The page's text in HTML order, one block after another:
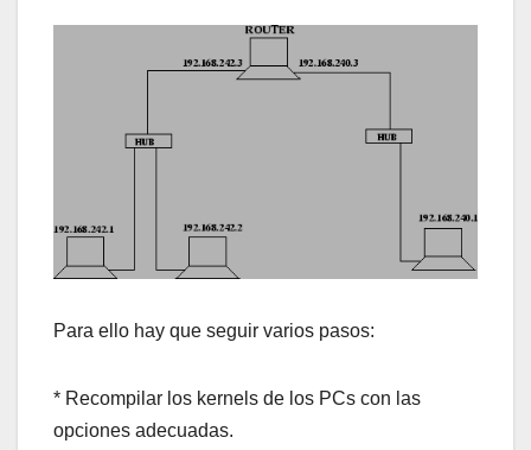
Para ello hay que seguir varios pasos:
* Recompilar los kernels de los PCs con las
opciones adecuadas.